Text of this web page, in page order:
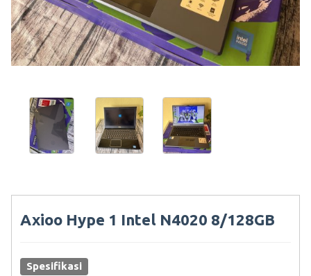
Axioo Hype 1 Intel N4020 8/128GB
Spesifikasi